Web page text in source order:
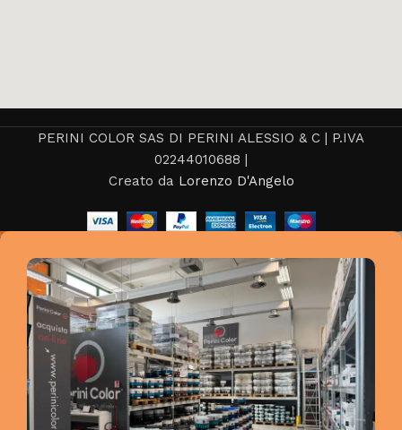
PERINI COLOR SAS DI PERINI ALESSIO & C | P.IVA
02244010688 |
Creato da Lorenzo D'Angelo